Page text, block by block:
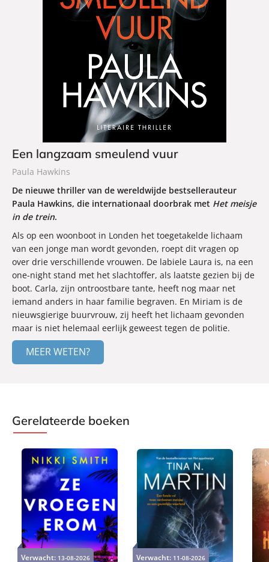
Een langzaam smeulend vuur
Paula Hawkins
De nieuwe thriller van de wereldwijde bestsellerauteur
Paula Hawkins, die internationaal doorbrak met Het meisje
in de trein.
Als op een woonboot in Londen het toegetakelde lichaam
van een jonge man wordt gevonden, roept dit vragen op
over drie verschillende vrouwen. De labiele Laura is, na een
one-night stand met het slachtoffer, als laatste gezien bij de
boot. Carla, zijn ontroostbare tante, heeft nog maar net
iemand anders in haar familie begraven. En Miriam is de
nieuwsgierige buurvrouw, zij heeft het lichaam gevonden
maar is niet helemaal eerlijk geweest tegen de politie.
MEER WETEN?
Gerelateerde boeken
Verwacht: 13-08-2026 Verwacht: 11-08-2026